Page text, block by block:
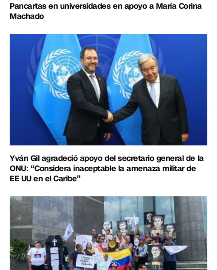
Pancartas en universidades en apoyo a María Corina
Machado
Yván Gil agradeció apoyo del secretario general de la
ONU: “Considera inaceptable la amenaza militar de
EE UU en el Caribe”